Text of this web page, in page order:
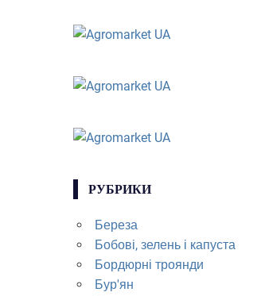
РУБРИКИ
Береза
Бобові, зелень і капуста
Бордюрні троянди
Бур'ян